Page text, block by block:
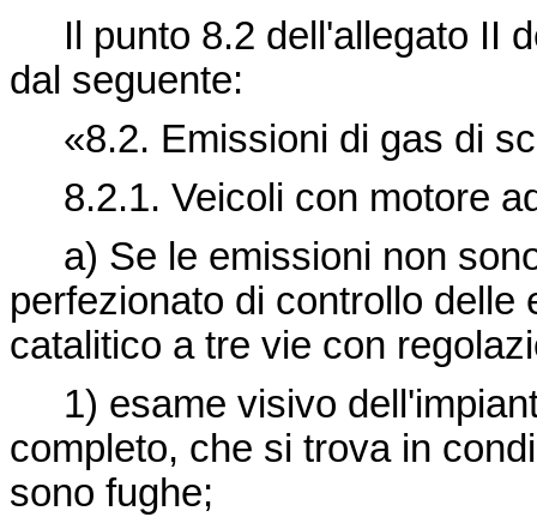
Il punto 8.2 dell'allegato II
dal seguente:
«8.2. Emissioni di gas di
8.2.1. Veicoli con motore
a) Se le emissioni non
perfezionato di controllo
catalitico a tre vie con
1) esame visivo
completo, che si trova in
sono fughe;